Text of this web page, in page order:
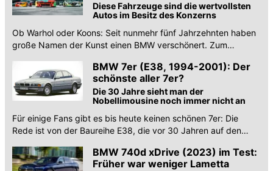
Diese Fahrzeuge sind die wertvollsten
Autos im Besitz des Konzerns
Ob Warhol oder Koons: Seit nunmehr fünf Jahrzehnten haben
große Namen der Kunst einen BMW verschönert. Zum
BMW 7er (E38, 1994-2001): Der
schönste aller 7er?
Die 30 Jahre sieht man der
Nobellimousine noch immer nicht an
Für einige Fans gibt es bis heute keinen schönen 7er: Die
Rede ist von der Baureihe E38, die vor 30 Jahren auf den
BMW 740d xDrive (2023) im Test:
Früher war weniger Lametta